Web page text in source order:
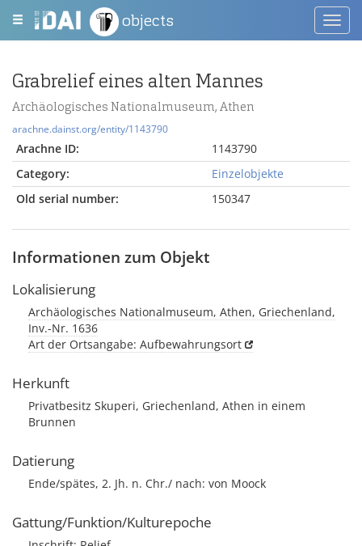
objects
Grabrelief eines alten Mannes
Archäologisches Nationalmuseum, Athen
arachne.dainst.org/entity/1143790
Arachne ID:
1143790
Category:
Einzelobjekte
Old serial number:
150347
Informationen zum Objekt
Lokalisierung
Archäologisches Nationalmuseum, Athen, Griechenland,
Inv.-Nr. 1636
Art der Ortsangabe: Aufbewahrungsort
Herkunft
Privatbesitz Skuperi, Griechenland, Athen in einem
Brunnen
Datierung
Ende/spätes, 2. Jh. n. Chr./ nach: von Moock
Gattung/Funktion/Kulturepoche